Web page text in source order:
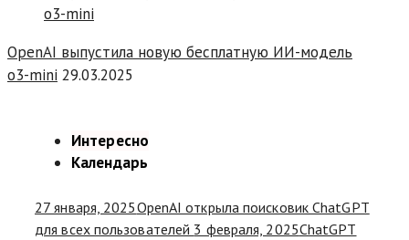
OpenAI выпустила новую бесплатную ИИ-модель
o3-mini 29.03.2025
Интересно
Календарь
27 января, 2025OpenAI открыла поисковик ChatGPT
для всех пользователей 3 февраля, 2025ChatGPT